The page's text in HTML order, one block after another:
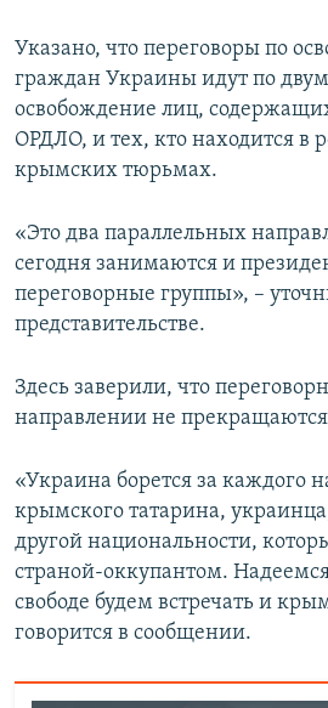
Указано, что переговоры по
граждан Украины идут по
освобождение лиц,
ОРДЛО, и тех, кто находится в
крымских тюрьмах.
«Это два параллельных
сегодня занимаются и
переговорные группы», –
представительстве.
Здесь заверили, что
направлении не
«Украина борется за каждого
крымского татарина,
другой национальности,
страной-оккупантом.
свободе будем встречать и
говорится в сообщении.